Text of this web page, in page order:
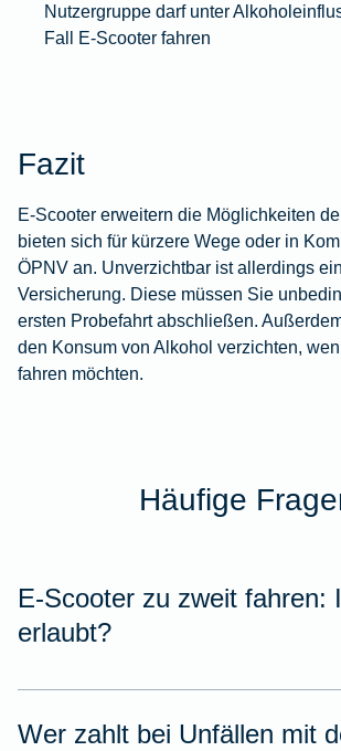
Nutzergruppe darf unter
Fall E-Scooter fahren
Fazit
E-Scooter erweitern die Möglichkeiten
bieten sich für kürzere Wege oder in
ÖPNV an. Unverzichtbar ist allerdings
Versicherung. Diese müssen Sie
ersten Probefahrt abschließen.
den Konsum von Alkohol verzichten,
fahren möchten.
Häufige
E-Scooter zu zweit fahren:
erlaubt?
Wer zahlt bei Unfällen mit